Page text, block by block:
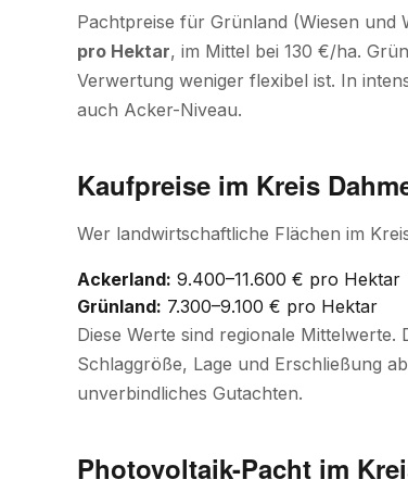
Pachtpreise für Grünland (Wiesen und
pro Hektar, im Mittel bei 130 €/ha.
Verwertung weniger flexibel ist. In
auch Acker-Niveau.
Kaufpreise im Kreis
Wer landwirtschaftliche Flächen im
Ackerland: 9.400–11.600 € pro Hektar
Grünland: 7.300–9.100 € pro Hektar
Diese Werte sind regionale
Schlaggröße, Lage und Erschließung
unverbindliches Gutachten.
Photovoltaik-Pacht im